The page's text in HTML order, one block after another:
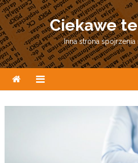
Skip
to
content
Ciekawe
Inna strona spojrzenia